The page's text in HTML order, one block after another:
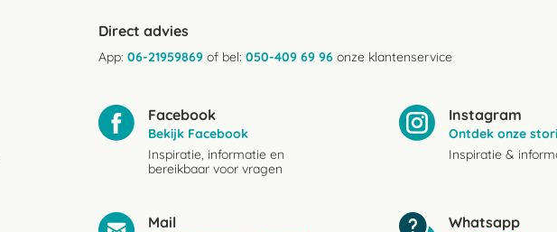
Direct advies
App: 06-21959869 of bel: 050-409 69 96 onze klantenservice
Facebook
Bekijk Facebook
Inspiratie, informatie en
bereikbaar voor vragen
Instagram
Ontdek onze
Inspiratie &
Mail Whatsapp